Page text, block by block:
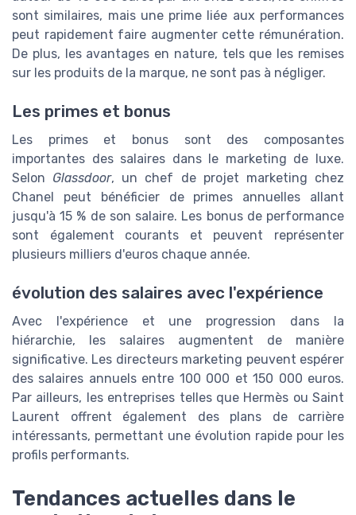
sont similaires, mais une prime liée aux performances
peut rapidement faire augmenter cette rémunération.
De plus, les avantages en nature, tels que les remises
sur les produits de la marque, ne sont pas à négliger.
Les primes et bonus
Les primes et bonus sont des composantes
importantes des salaires dans le marketing de luxe.
Selon Glassdoor, un chef de projet marketing chez
Chanel peut bénéficier de primes annuelles allant
jusqu'à 15 % de son salaire. Les bonus de performance
sont également courants et peuvent représenter
plusieurs milliers d'euros chaque année.
évolution des salaires avec l'expérience
Avec l'expérience et une progression dans la
hiérarchie, les salaires augmentent de manière
significative. Les directeurs marketing peuvent espérer
des salaires annuels entre 100 000 et 150 000 euros.
Par ailleurs, les entreprises telles que Hermès ou Saint
Laurent offrent également des plans de carrière
intéressants, permettant une évolution rapide pour les
profils performants.
Tendances actuelles dans le